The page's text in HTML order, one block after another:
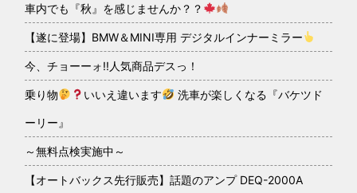
車内でも『秋』を感じませんか？？
【遂に登場】BMW＆MINI専用 デジタルインナーミラー
今、チョーーォ!!人気商品デスっ！
乗り物 いいえ違います 洗車が楽しくなる『バケツド
ーリー』
～無料点検実施中～
【オートバックス先行販売】話題のアンプ DEQ-2000A